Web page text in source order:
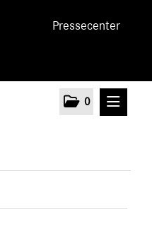
Pressecenter
0